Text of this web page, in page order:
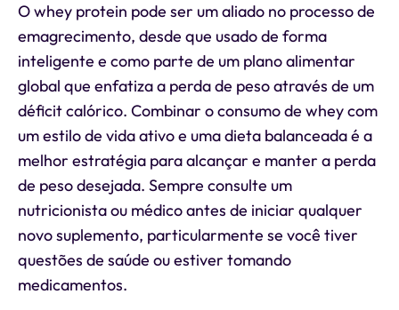
O whey protein pode ser um aliado no processo de
emagrecimento, desde que usado de forma
inteligente e como parte de um plano alimentar
global que enfatiza a perda de peso através de um
déficit calórico. Combinar o consumo de whey com
um estilo de vida ativo e uma dieta balanceada é a
melhor estratégia para alcançar e manter a perda
de peso desejada. Sempre consulte um
nutricionista ou médico antes de iniciar qualquer
novo suplemento, particularmente se você tiver
questões de saúde ou estiver tomando
medicamentos.